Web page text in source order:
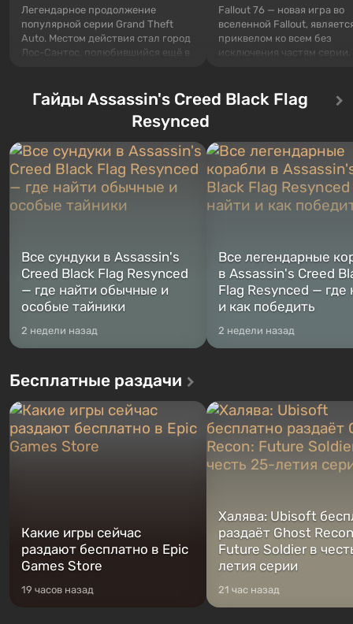
Легендарное продолжение
популярной серии Grand Theft
Auto. Местом действия стал город
Лос-Сантос, полюбившийся ещё в
сразу трех персонажей: Майкла,
Тревора и Франклина, между
Жанр и...
Fallout 76 — новая игра во
вселенной Fallout,
приквелом ко всем без
исключения частям серии.
Оно же, по задумке
Vault-Tec, должно
Место действия Fallout...
Гайды Assassin's Creed Black Flag
Resynced
Все сундуки в Assassin's
Creed Black Flag Resynced
— где найти обычные и
особые тайники
2 недели назад
Все легендарные
в Assassin's Creed
Flag Resynced — где
и как победить
2 недели назад
Бесплатные раздачи
Какие игры сейчас
раздают бесплатно в Epic
Games Store
19 часов назад
Халява: Ubisoft
раздаёт Ghost
Future Soldier в
летия серии
21 час назад